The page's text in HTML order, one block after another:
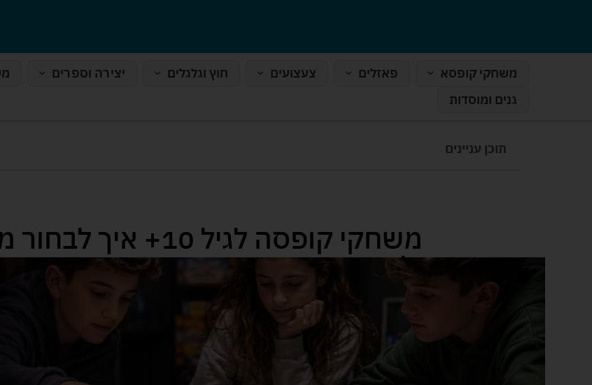
משחקי קופסא פאזלים צעצועים חוץ וגלגלים יצירה וספרים
גנים ומוסדות
תוכן עניינים
משחקי קופסה לגיל
ולא נמאס אחרי פעם אחת